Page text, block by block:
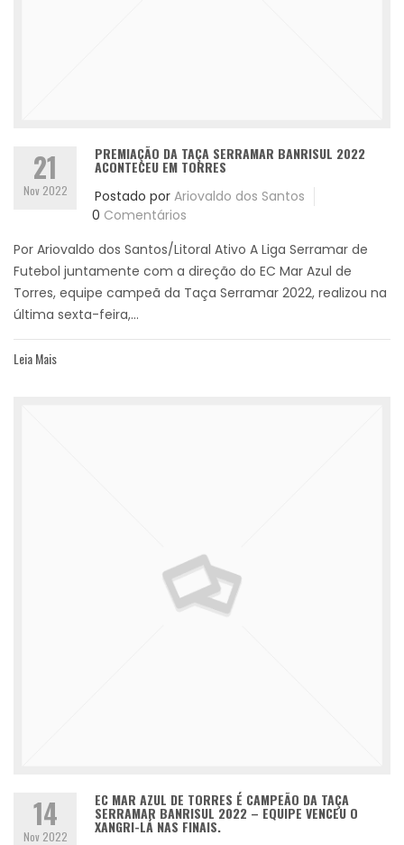
21
Nov 2022
PREMIAÇÃO DA TAÇA SERRAMAR BANRISUL 2022
ACONTECEU EM TORRES
Postado por Ariovaldo dos Santos
0 Comentários
Por Ariovaldo dos Santos/Litoral Ativo A Liga Serramar de
Futebol juntamente com a direção do EC Mar Azul de
Torres, equipe campeã da Taça Serramar 2022, realizou na
última sexta-feira,...
Leia Mais
14
Nov 2022
EC MAR AZUL DE TORRES É CAMPEÃO DA TAÇA
SERRAMAR BANRISUL 2022 – EQUIPE VENCEU O
XANGRI-LÁ NAS FINAIS.